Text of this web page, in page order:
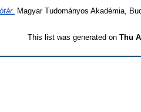
Magyar Tudományos Akadémia,
This list was generated on Thu